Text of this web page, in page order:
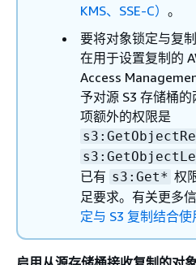
KMS、SSE-C） 。
要将对象锁定与复
在用于设置复制的
Access
予对源 S3 存储桶
项额外的权限是
已有 s3:Get* 权
足要求。有关更多
定与 S3 复制结合使